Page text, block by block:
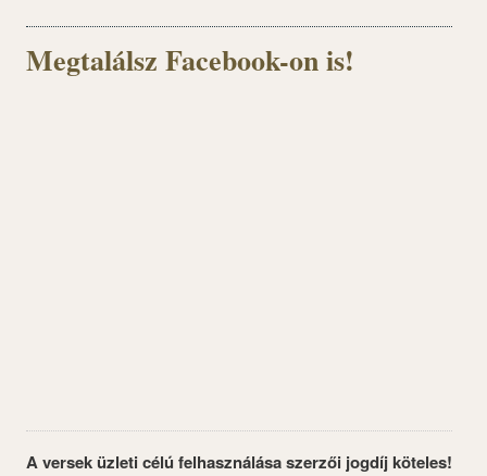
Megtalálsz Facebook-on is!
A versek üzleti célú felhasználása szerzői jogdíj köteles!